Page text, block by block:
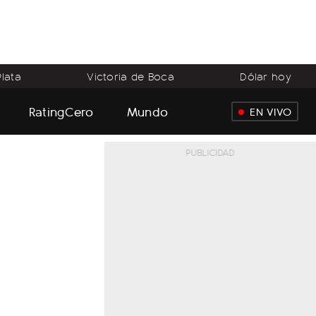
Victoria de Boca Dólar hoy
RatingCero Mundo EN VIVO